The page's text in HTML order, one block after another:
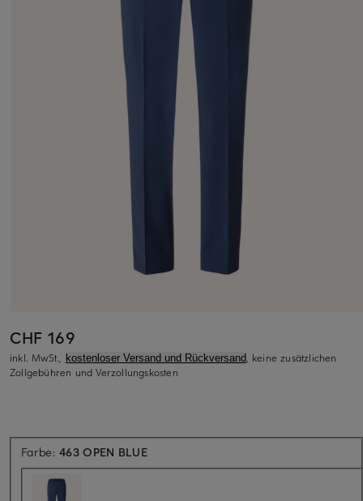
CHF 169
inkl. MwSt., kostenloser Versand und Rückversand, keine zusätzlichen
Zollgebühren und Verzollungskosten
Farbe:463 OPEN BLUE